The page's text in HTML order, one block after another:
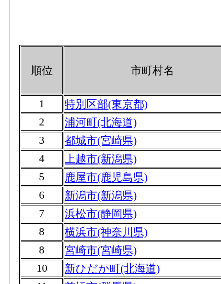
順位 市町村名
1
特別区部(東京都)
2
浦河町(北海道)
3
都城市(宮崎県)
4
上越市(新潟県)
5
鹿屋市(鹿児島県)
6
新潟市(新潟県)
7
浜松市(静岡県)
8
横浜市(神奈川県)
8
宮崎市(宮崎県)
10
新ひだか町(北海道)